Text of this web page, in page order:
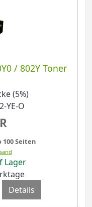
/ 802Y Toner
(5%)
YE-O
100 Seiten
Lager
Details